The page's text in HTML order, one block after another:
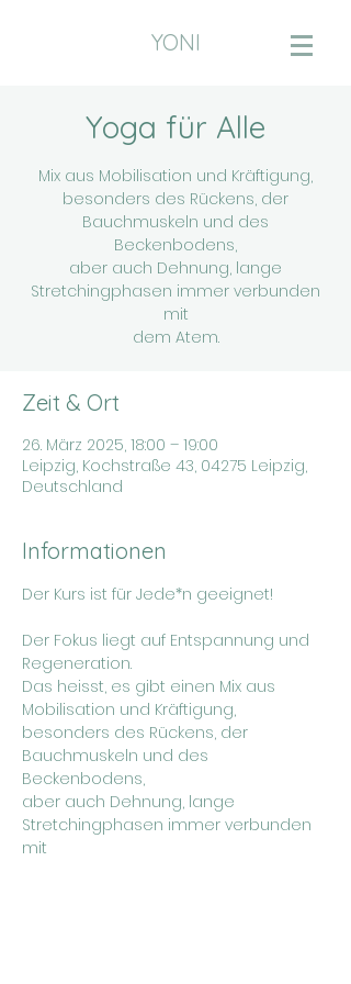
YONI
Yoga für Alle
Mix aus Mobilisation und Kräftigung,
besonders des Rückens, der
Bauchmuskeln und des
Beckenbodens,
aber auch Dehnung, lange
Stretchingphasen immer verbunden
mit
dem Atem.
Zeit & Ort
26. März 2025, 18:00 – 19:00
Leipzig, Kochstraße 43, 04275 Leipzig,
Deutschland
Informationen
Der Kurs ist für Jede*n geeignet!
Der Fokus liegt auf Entspannung und
Regeneration.
Das heisst, es gibt einen Mix aus
besonders des Rückens, der
Bauchmuskeln und des
aber auch Dehnung, lange
Stretchingphasen immer verbunden
mit